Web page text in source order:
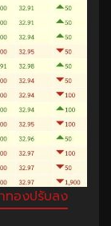
ทองปรับลง